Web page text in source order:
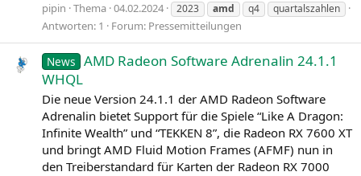
pipin Thema 04.02.2024 2023 amd q4 quartalszahlen
Antworten: 1 Forum: Pressemitteilungen
News AMD Radeon Software Adrenalin 24.1.1
WHQL
Die neue Version 24.1.1 der AMD Radeon Software
Adrenalin bietet Support für die Spiele “Like A Dragon:
Infinite Wealth” und “TEKKEN 8”, die Radeon RX 7600 XT
und bringt AMD Fluid Motion Frames (AFMF) nun in
den Treiberstandard für Karten der Radeon RX 7000